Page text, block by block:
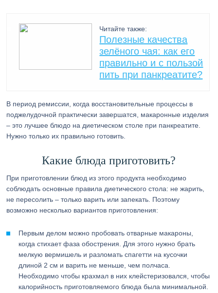
Читайте также:
Полезные качества
зелёного чая: как его
правильно и с пользой
пить при панкреатите?
В период ремиссии, когда восстановительные процессы в
поджелудочной практически завершатся, макаронные изделия
– это лучшее блюдо на диетическом столе при панкреатите.
Нужно только их правильно готовить.
Какие блюда приготовить?
При приготовлении блюд из этого продукта необходимо
соблюдать основные правила диетического стола: не жарить,
не пересолить – только варить или запекать. Поэтому
возможно несколько вариантов приготовления:
Первым делом можно пробовать отварные макароны,
когда стихает фаза обострения. Для этого нужно брать
мелкую вермишель и разломать спагетти на кусочки
длиной 2 см и варить не меньше, чем полчаса.
Необходимо чтобы крахмал в них клейстеризовался, чтобы
калорийность приготовляемого блюда была минимальной.